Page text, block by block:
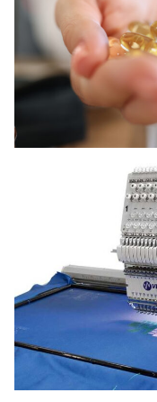
НОВИНИ ВІД КОМПАНІЙ
Для чего
12 Липня, 2026
НОВИНИ ВІД КОМПАНІЙ
Які програми
машини?
12 Червня, 2026